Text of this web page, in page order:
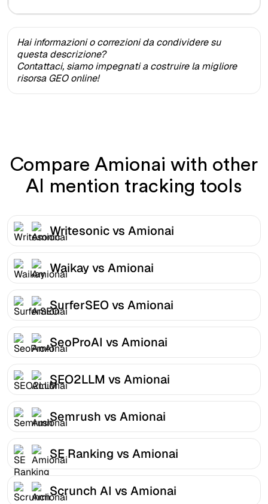
Hai informazioni o correzioni da condividere su
questa descrizione?
Contattaci, siamo impegnati a costruire la migliore
risorsa GEO online!
Compare Amionai with other
AI mention tracking tools
Writesonic vs Amionai
Waikay vs Amionai
SurferSEO vs Amionai
SeoProAI vs Amionai
SEO2LLM vs Amionai
Semrush vs Amionai
SE Ranking vs Amionai
Scrunch AI vs Amionai